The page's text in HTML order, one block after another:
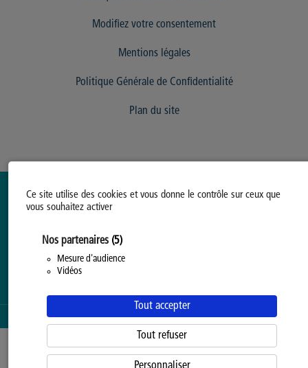
Ce site utilise des cookies et vous donne le contrôle sur ceux que
vous souhaitez activer
Nos partenaires (5)
Mesure d'audience
Vidéos
Tout accepter
Tout refuser
Modifiez votre consentement
Mentions légales
Politique Générale de Confidentialité
Plan du site